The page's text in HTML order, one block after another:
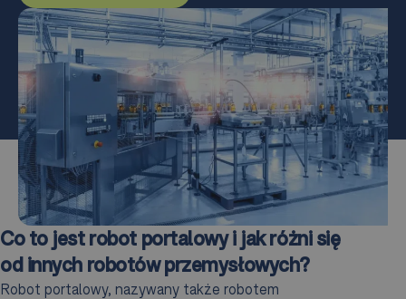
Co to jest robot portalowy i jak różni się
od innych robotów przemysłowych?
Robot portalowy, nazywany także robotem